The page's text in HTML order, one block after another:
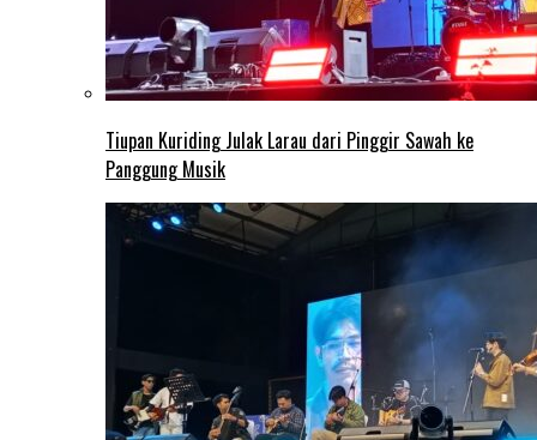
Tiupan Kuriding Julak Larau dari Pinggir Sawah ke
Panggung Musik